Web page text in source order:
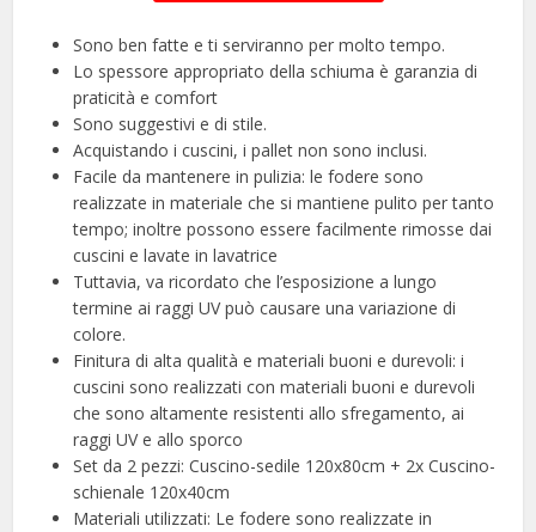
Sono ben fatte e ti serviranno per molto tempo.
Lo spessore appropriato della schiuma è garanzia di
praticità e comfort
Sono suggestivi e di stile.
Acquistando i cuscini, i pallet non sono inclusi.
Facile da mantenere in pulizia: le fodere sono
realizzate in materiale che si mantiene pulito per tanto
tempo; inoltre possono essere facilmente rimosse dai
cuscini e lavate in lavatrice
Tuttavia, va ricordato che l’esposizione a lungo
termine ai raggi UV può causare una variazione di
colore.
Finitura di alta qualità e materiali buoni e durevoli: i
cuscini sono realizzati con materiali buoni e durevoli
che sono altamente resistenti allo sfregamento, ai
raggi UV e allo sporco
Set da 2 pezzi: Cuscino-sedile 120x80cm + 2x Cuscino-
schienale 120x40cm
Materiali utilizzati: Le fodere sono realizzate in